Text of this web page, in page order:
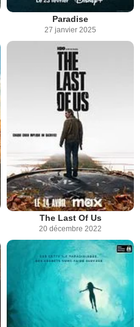
Paradise
27 janvier 2025
The Last Of Us
20 décembre 2022